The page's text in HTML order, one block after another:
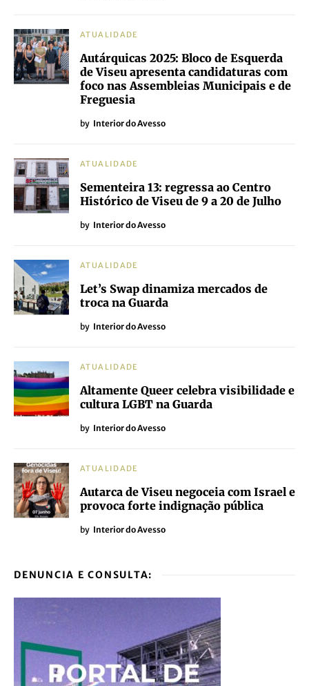
ATUALIDADE
Autárquicas 2025: Bloco de Esquerda
de Viseu apresenta candidaturas com
foco nas Assembleias Municipais e de
Freguesia
by Interior do Avesso
ATUALIDADE
Sementeira 13: regressa ao Centro
Histórico de Viseu de 9 a 20 de Julho
by Interior do Avesso
ATUALIDADE
Let’s Swap dinamiza mercados de
troca na Guarda
by Interior do Avesso
ATUALIDADE
Altamente Queer celebra visibilidade e
cultura LGBT na Guarda
by Interior do Avesso
ATUALIDADE
Autarca de Viseu negoceia com Israel e
provoca forte indignação pública
by Interior do Avesso
DENUNCIA E CONSULTA: